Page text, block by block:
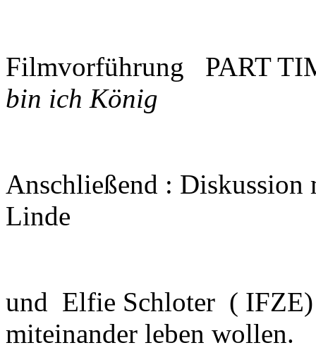
Filmvorführung PART
bin ich König
Anschließend :
Linde
und Elfie Schloter (
miteinander leben wollen.